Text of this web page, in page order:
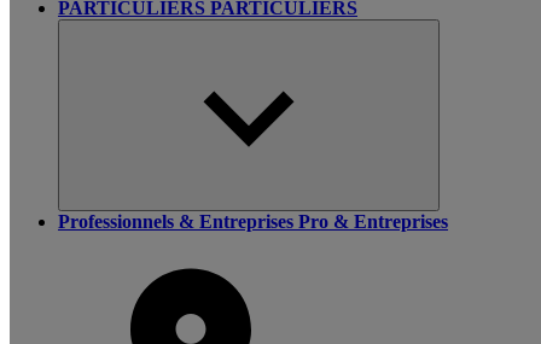
PARTICULIERS PARTICULIERS
Professionnels & Entreprises Pro & Entreprises